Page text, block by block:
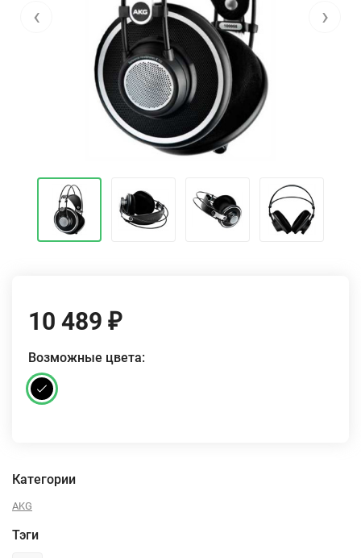
‹ ›
10 489 ₽
Возможные цвета:
Категории
AKG
Тэги